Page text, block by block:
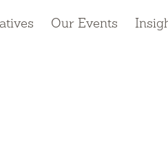
Our Events